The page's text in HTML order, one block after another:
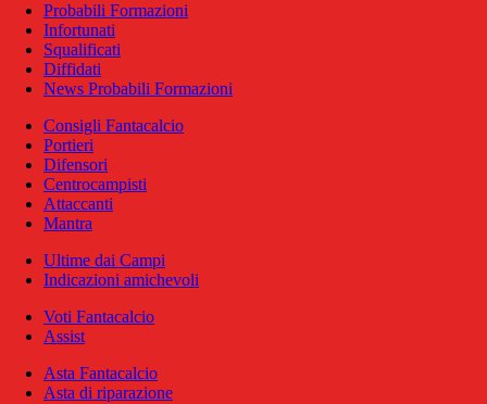
Probabili Formazioni
Infortunati
Squalificati
Diffidati
News Probabili Formazioni
Consigli Fantacalcio
Portieri
Difensori
Centrocampisti
Attaccanti
Mantra
Ultime dai Campi
Indicazioni amichevoli
Voti Fantacalcio
Assist
Asta Fantacalcio
Asta di riparazione